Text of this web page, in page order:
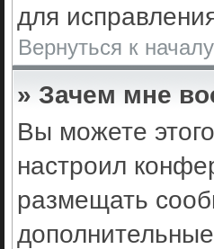
для
Вернуться к началу
» Зачем мне
Вы можете
настроил
размещать